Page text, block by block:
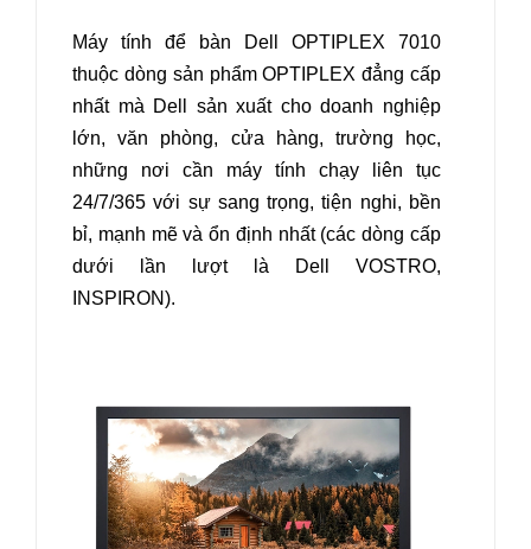
Máy tính để bàn Dell OPTIPLEX 7010
thuộc dòng sản phẩm OPTIPLEX đẳng cấp
nhất mà Dell sản xuất cho doanh nghiệp
lớn, văn phòng, cửa hàng, trường học,
những nơi cần máy tính chạy liên tục
24/7/365 với sự sang trọng, tiện nghi, bền
bỉ, mạnh mẽ và ổn định nhất (các dòng cấp
dưới lần lượt là Dell VOSTRO,
INSPIRON).